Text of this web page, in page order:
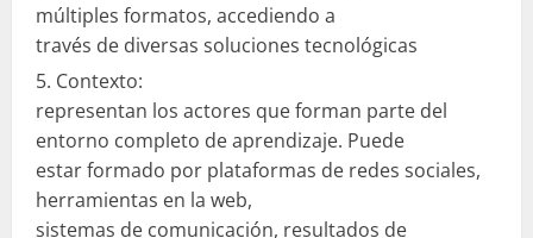
múltiples formatos, accediendo a
través de diversas soluciones tecnológicas
Contexto:
representan los actores que forman parte del
entorno completo de aprendizaje. Puede
estar formado por plataformas de redes sociales,
herramientas en la web,
sistemas de comunicación, resultados de